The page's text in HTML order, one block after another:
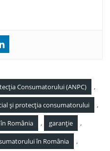
Consumatorului (ANPC) ,
și protecția consumatorului ,
România , garanție ,
în România ,